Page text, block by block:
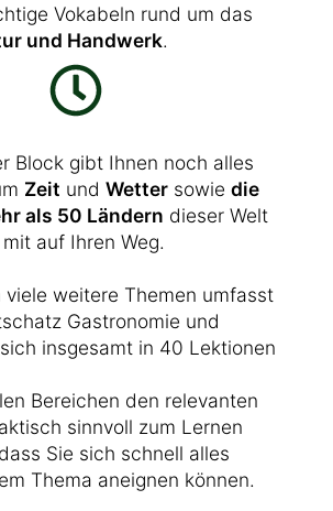
Vokabeln rund um das
und Handwerk.
Block gibt Ihnen noch alles
Zeit und Wetter sowie die
als 50 Ländern dieser Welt
auf Ihren Weg.
viele weitere Themen umfasst
Gastronomie und
insgesamt in 40 Lektionen
Bereichen den relevanten
sinnvoll zum Lernen
Sie sich schnell alles
Thema aneignen können.